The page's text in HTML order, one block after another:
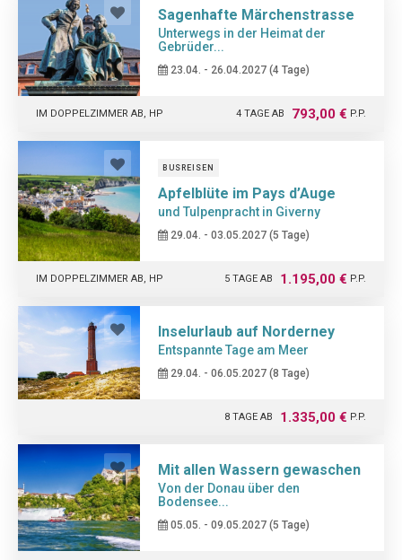
Sagenhafte Märchenstrasse
Unterwegs in der Heimat der
Gebrüder...
23.04. - 26.04.2027 (4 Tage)
4 TAGE AB 793,00 € P.P.
IM DOPPELZIMMER AB, HP
BUSREISEN
Apfelblüte im Pays d’Auge
und Tulpenpracht in Giverny
29.04. - 03.05.2027 (5 Tage)
5 TAGE AB 1.195,00 € P.P.
IM DOPPELZIMMER AB, HP
Inselurlaub auf Norderney
Entspannte Tage am Meer
29.04. - 06.05.2027 (8 Tage)
8 TAGE AB 1.335,00 € P.P.
IM DOPPELZIMMER (STANDARD) AB, HP
Mit allen Wassern gewaschen
Von der Donau über den
Bodensee...
05.05. - 09.05.2027 (5 Tage)